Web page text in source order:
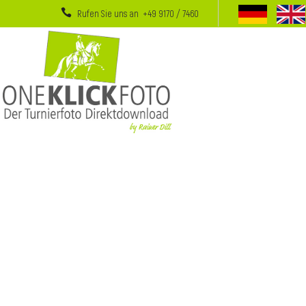
Rufen Sie uns an +49 9170 / 7460